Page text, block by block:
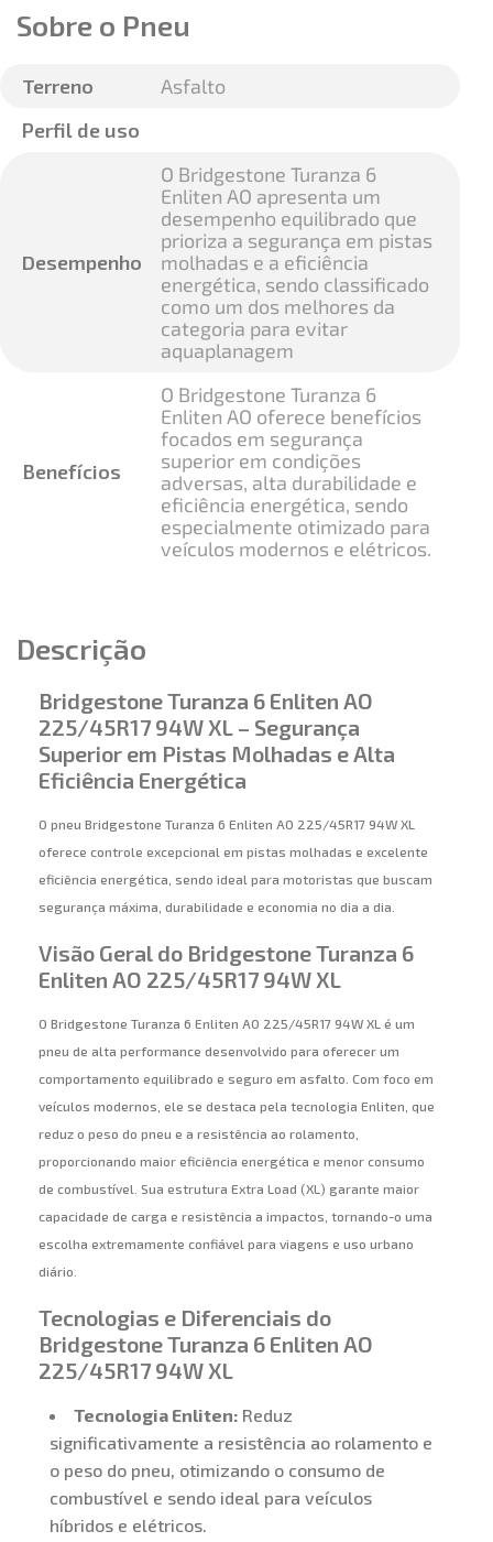
Sobre o Pneu
Terreno
Asfalto
Perfil de uso
Desempenho
O Bridgestone Turanza 6
Enliten AO apresenta um
desempenho equilibrado que
prioriza a segurança em pistas
molhadas e a eficiência
energética, sendo classificado
como um dos melhores da
categoria para evitar
aquaplanagem
Benefícios
O Bridgestone Turanza 6
Enliten AO oferece benefícios
focados em segurança
superior em condições
adversas, alta durabilidade e
eficiência energética, sendo
especialmente otimizado para
veículos modernos e elétricos.
Descrição
Bridgestone Turanza 6 Enliten AO
225/45R17 94W XL – Segurança
Superior em Pistas Molhadas e Alta
Eficiência Energética
O pneu Bridgestone Turanza 6 Enliten AO 225/45R17 94W XL
oferece controle excepcional em pistas molhadas e excelente
eficiência energética, sendo ideal para motoristas que buscam
segurança máxima, durabilidade e economia no dia a dia.
Visão Geral do Bridgestone Turanza 6
Enliten AO 225/45R17 94W XL
O Bridgestone Turanza 6 Enliten AO 225/45R17 94W XL é um
pneu de alta performance desenvolvido para oferecer um
comportamento equilibrado e seguro em asfalto. Com foco em
veículos modernos, ele se destaca pela tecnologia Enliten, que
reduz o peso do pneu e a resistência ao rolamento,
proporcionando maior eficiência energética e menor consumo
de combustível. Sua estrutura Extra Load (XL) garante maior
capacidade de carga e resistência a impactos, tornando-o uma
escolha extremamente confiável para viagens e uso urbano
diário.
Tecnologias e Diferenciais do
Bridgestone Turanza 6 Enliten AO
225/45R17 94W XL
Tecnologia Enliten: Reduz
significativamente a resistência ao rolamento e
o peso do pneu, otimizando o consumo de
combustível e sendo ideal para veículos
híbridos e elétricos.